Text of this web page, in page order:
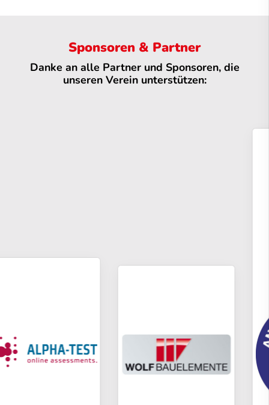
Sponsoren & Partner
Danke an alle Partner und Sponsoren, die
unseren Verein unterstützen: